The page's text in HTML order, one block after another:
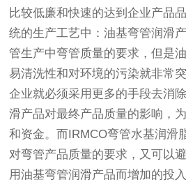
比较低廉和快速的达到企业产品
统的生产工艺中：油基弯管润滑
管生产中弯管质量的要求，但是
易清洗性和对环境的污染就非常
企业就必须采用更多的手段去消
滑产品对最终产品质量的影响，
和资金。而IRMCO弯管水基润滑
对弯管产品质量的要求，又可以
用油基弯管润滑产品而增加的投